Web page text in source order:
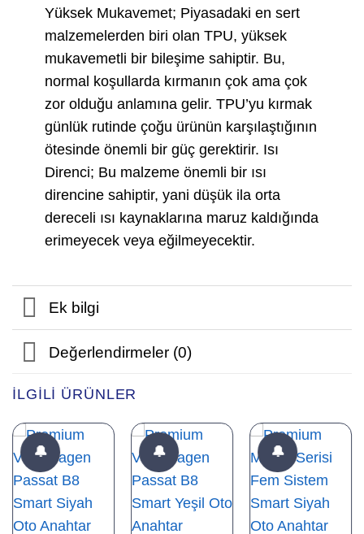
Yüksek Mukavemet; Piyasadaki en sert
malzemelerden biri olan TPU, yüksek
mukavemetli bir bileşime sahiptir. Bu,
normal koşullarda kırmanın çok ama çok
zor olduğu anlamına gelir. TPU’yu kırmak
günlük rutinde çoğu ürünün karşılaştığının
ötesinde önemli bir güç gerektirir. Isı
Direnci; Bu malzeme önemli bir ısı
direncine sahiptir, yani düşük ila orta
dereceli ısı kaynaklarına maruz kaldığında
erimeyecek veya eğilmeyecektir.
Ek bilgi
Değerlendirmeler (0)
İLGILI ÜRÜNLER
🔔 🔔 🔔